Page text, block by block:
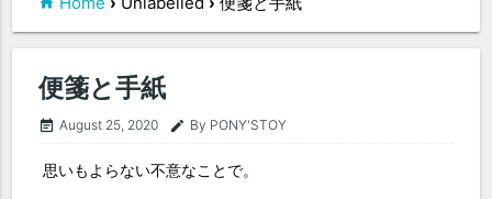
便箋と手紙
event_note August 25, 2020 edit By PONY'STOY
思いもよらない不意なことで。